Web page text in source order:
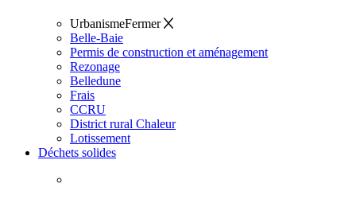
UrbanismeFermer
Belle-Baie
Permis de construction et aménagement
Rezonage
Belledune
Frais
CCRU
District rural Chaleur
Lotissement
Déchets solides